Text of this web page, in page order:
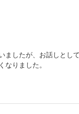
ましたが、お話しとし
なりました。